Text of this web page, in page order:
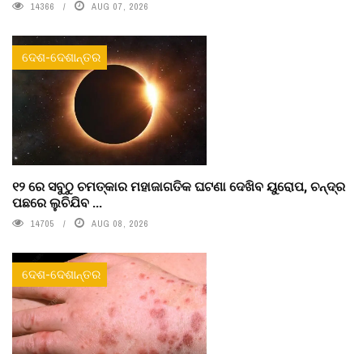
14366 AUG 07, 2026
ଦେଶ-ଦେଶାନ୍ତର
୧୨ ରେ ସବୁଠୁ ଚମତ୍କାର ମହାଜାଗତିକ ଘଟଣା ଦେଖିବ ୟୁରୋପ, ଚନ୍ଦ୍ର
ପଛରେ ଲୁଚିଯିବ ...
14705 AUG 08, 2026
ଦେଶ-ଦେଶାନ୍ତର